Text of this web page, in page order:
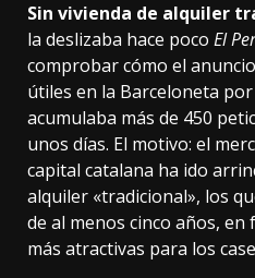
Sin vivienda de alquiler
la deslizaba hace poco El
comprobar cómo el
útiles en la Barceloneta
acumulaba más de 450
unos días. El motivo: el
capital catalana ha ido
alquiler «tradicional», los
de al menos cinco años,
más atractivas para los